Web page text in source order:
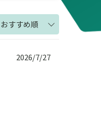
おすすめ順
2026/7/27